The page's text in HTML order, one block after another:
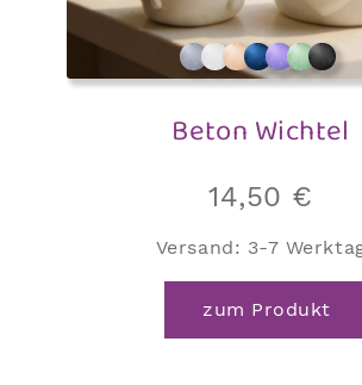
Beton Wichtel
14,50 €
Versand: 3-7
zum Produkt